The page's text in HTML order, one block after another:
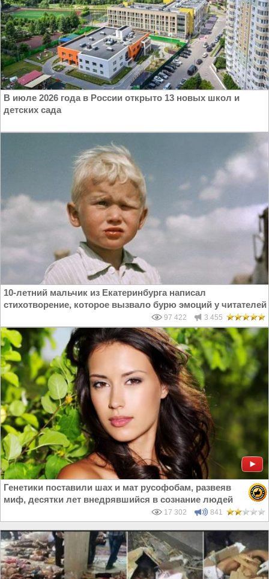
В июле 2026 года в России открыто 13 новых школ и
детских сада
10-летний мальчик из Екатеринбурга написал
стихотворение, которое вызвало бурю эмоций у читателей
97 422 3 455
Генетики поставили шах и мат русофобам, развеяв
миф, десятки лет внедрявшийся в сознание людей
17 302 841